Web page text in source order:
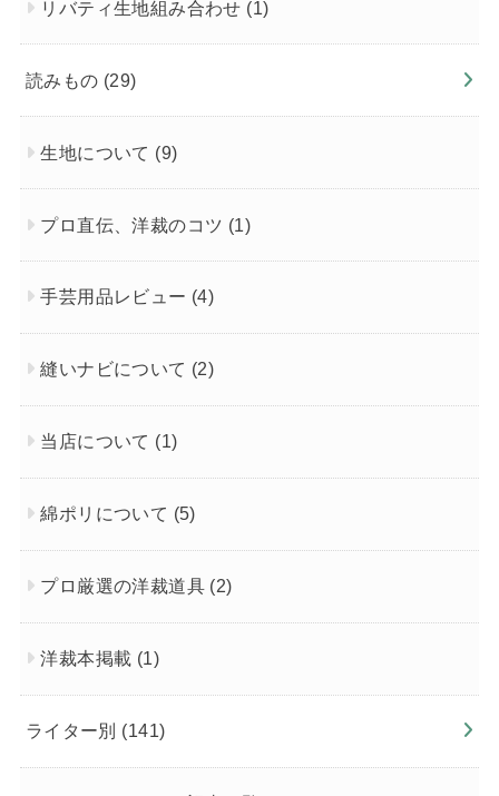
リバティ生地組み合わせ (1)
読みもの (29)
生地について (9)
プロ直伝、洋裁のコツ (1)
手芸用品レビュー (4)
縫いナビについて (2)
当店について (1)
綿ポリについて (5)
プロ厳選の洋裁道具 (2)
洋裁本掲載 (1)
ライター別 (141)